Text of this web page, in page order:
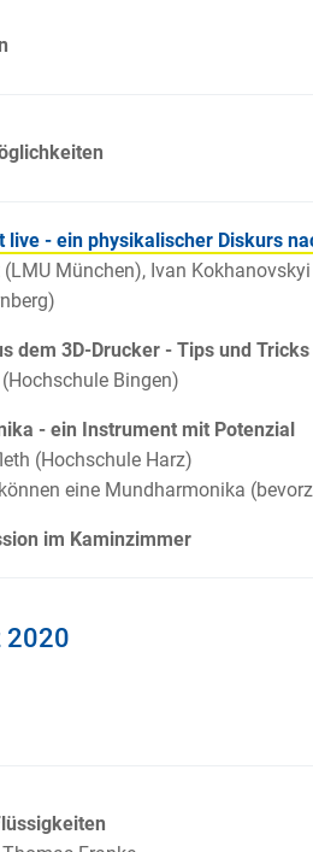
live - ein physikalischer Diskurs
München), Ivan
dem 3D-Drucker - Tips und
Bingen)
- ein Instrument mit Potenzial
(Hochschule Harz)
eine Mundharmonika
im Kaminzimmer
2020